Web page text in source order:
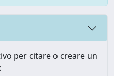
per citare o creare un